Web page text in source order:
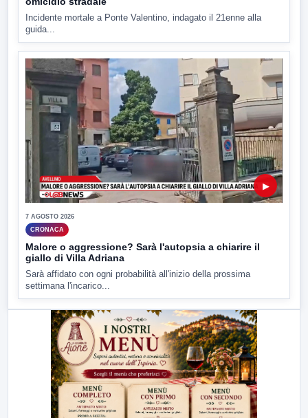
Incidente mortale a Ponte Valentino, indagato il 21enne alla
guida...
▶
7 AGOSTO 2026
CRONACA
Malore o aggressione? Sarà l'autopsia a chiarire il
giallo di Villa Adriana
Sarà affidato con ogni probabilità all'inizio della prossima
settimana l'incarico...